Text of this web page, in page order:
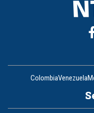
ColombiaVenezuela